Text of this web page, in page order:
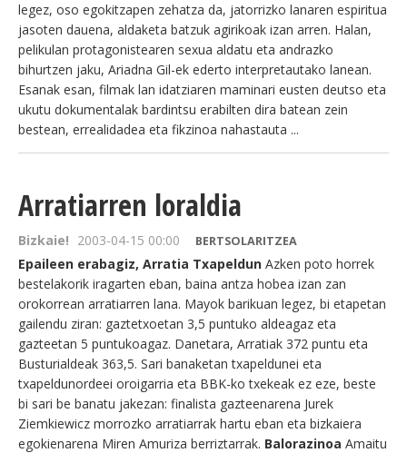
legez, oso egokitzapen zehatza da, jatorrizko lanaren espiritua
jasoten dauena, aldaketa batzuk agirikoak izan arren. Halan,
pelikulan protagonistearen sexua aldatu eta andrazko
bihurtzen jaku, Ariadna Gil-ek ederto interpretautako lanean.
Esanak esan, filmak lan idatziaren maminari eusten deutso eta
ukutu dokumentalak bardintsu erabilten dira batean zein
bestean, errealidadea eta fikzinoa nahastauta ...
Arratiarren loraldia
Bizkaie! 2003-04-15 00:00 BERTSOLARITZEA
Epaileen erabagiz, Arratia Txapeldun Azken poto horrek
bestelakorik iragarten eban, baina antza hobea izan zan
orokorrean arratiarren lana. Mayok barikuan legez, bi etapetan
gailendu ziran: gaztetxoetan 3,5 puntuko aldeagaz eta
gazteetan 5 puntukoagaz. Danetara, Arratiak 372 puntu eta
Busturialdeak 363,5. Sari banaketan txapeldunei eta
txapeldunordeei oroigarria eta BBK-ko txekeak ez eze, beste
bi sari be banatu jakezan: finalista gazteenarena Jurek
Ziemkiewicz morrozko arratiarrak hartu eban eta bizkaiera
egokienarena Miren Amuriza berriztarrak. Balorazinoa Amaitu